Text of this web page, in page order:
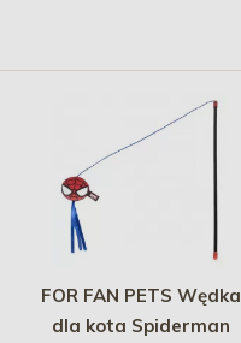
FOR FAN PETS Wędka
dla kota Spiderman